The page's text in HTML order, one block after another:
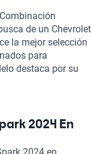
de un Chevrolet
la mejor selección
para
destaca por su
urbana, y por su
un vehículo
y la comodidad.
y una conectividad
2024 En